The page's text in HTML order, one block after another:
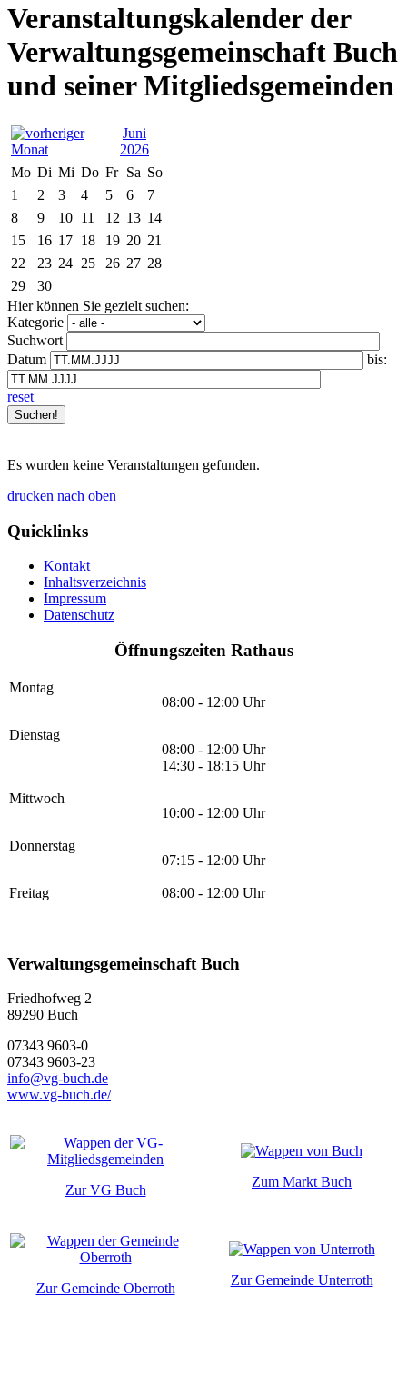
Veranstaltungskalender der
Verwaltungsgemeinschaft Buch
und seiner Mitgliedsgemeinden
Juni
2026
Mo Di Mi Do Fr Sa So
1
2 3 4 5 6
7
8
9 10 11 12 13 14
15
16 17 18 19 20 21
22
23 24 25 26 27 28
29
30
Hier können Sie gezielt suchen:
Kategorie
Suchwort
Datum
bis:
reset
Es wurden keine Veranstaltungen gefunden.
drucken nach oben
Quicklinks
Kontakt
Inhaltsverzeichnis
Impressum
Datenschutz
Öffnungszeiten Rathaus
Montag
08:00 - 12:00 Uhr
Dienstag
08:00 - 12:00 Uhr
14:30 - 18:15 Uhr
Mittwoch
10:00 - 12:00 Uhr
Donnerstag
07:15 - 12:00 Uhr
Freitag 08:00 - 12:00 Uhr
Verwaltungsgemeinschaft Buch
Friedhofweg 2
89290 Buch
07343 9603-0
07343 9603-23
info@vg-buch.de
www.vg-buch.de/
Zur VG Buch
Zum Markt Buch
Zur Gemeinde Oberroth
Zur Gemeinde Unterroth